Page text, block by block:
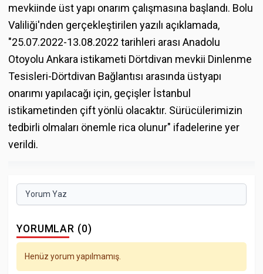
mevkiinde üst yapı onarım çalışmasına başlandı. Bolu
Valiliği'nden gerçekleştirilen yazılı açıklamada,
"25.07.2022-13.08.2022 tarihleri arası Anadolu
Otoyolu Ankara istikameti Dörtdivan mevkii Dinlenme
Tesisleri-Dörtdivan Bağlantısı arasında üstyapı
onarımı yapılacağı için, geçişler İstanbul
istikametinden çift yönlü olacaktır. Sürücülerimizin
tedbirli olmaları önemle rica olunur" ifadelerine yer
verildi.
Yorum Yaz
YORUMLAR (0)
Henüz yorum yapılmamış.